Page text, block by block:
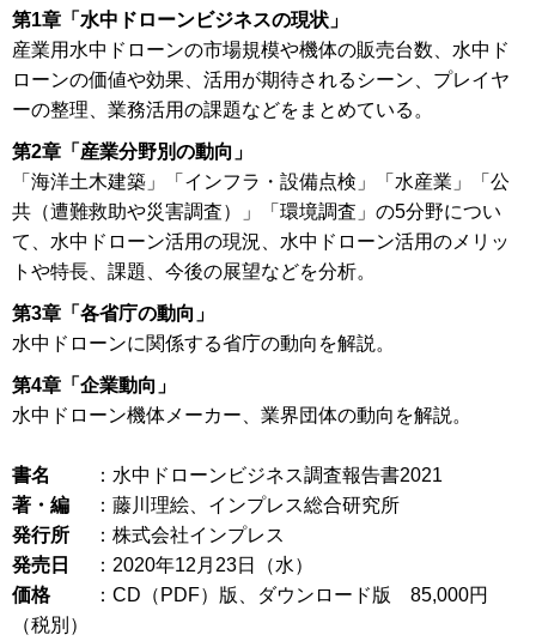
第1章「水中ドローンビジネスの現状」
産業用水中ドローンの市場規模や機体の販売台数、水中ド
ローンの価値や効果、活用が期待されるシーン、プレイヤ
ーの整理、業務活用の課題などをまとめている。
第2章「産業分野別の動向」
「海洋土木建築」「インフラ・設備点検」「水産業」「公
共（遭難救助や災害調査）」「環境調査」の5分野につい
て、水中ドローン活用の現況、水中ドローン活用のメリッ
トや特長、課題、今後の展望などを分析。
第3章「各省庁の動向」
水中ドローンに関係する省庁の動向を解説。
第4章「企業動向」
水中ドローン機体メーカー、業界団体の動向を解説。
書名
：水中ドローンビジネス調査報告書2021
著・編
：藤川理絵、インプレス総合研究所
発行所
：株式会社インプレス
発売日
：2020年12月23日（水）
価格
：CD（PDF）版、ダウンロード版 85,000円
（税別）